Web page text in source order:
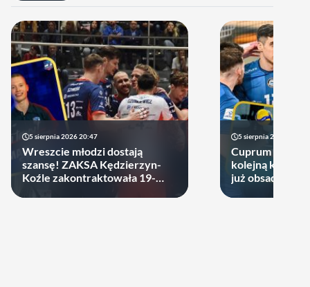
5 sierpnia 2026 20:47
Wreszcie młodzi dostają
szansę! ZAKSA Kędzierzyn-
Koźle zakontraktowała 19-
5 sierpnia 2026 14:44
Cuprum Stilon
kolejną kartę!
już obsadzona